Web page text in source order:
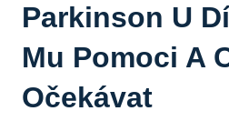
Parkinson U
Mu Pomoci A
Očekávat